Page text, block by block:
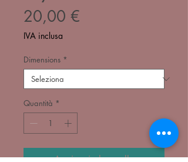
20,00 €
IVA inclusa
Dimensions *
Quantità *
Aggiungi al carrello